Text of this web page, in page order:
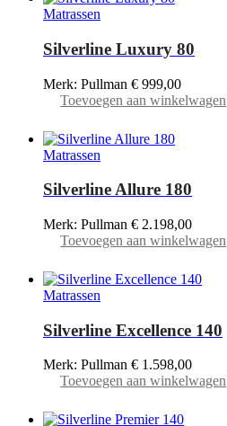
Matrassen
Silverline Luxury 80
Merk: Pullman € 999,00
Toevoegen aan winkelwagen
Matrassen
Silverline Allure 180
Merk: Pullman € 2.198,00
Toevoegen aan winkelwagen
Matrassen
Silverline Excellence 140
Merk: Pullman € 1.598,00
Toevoegen aan winkelwagen